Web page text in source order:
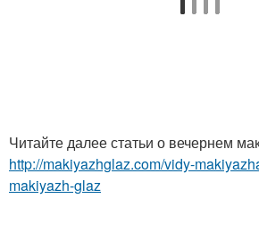
Читайте далее статьи о вечернем
http://makiyazhglaz.com/vidy-
makiyazh-glaz